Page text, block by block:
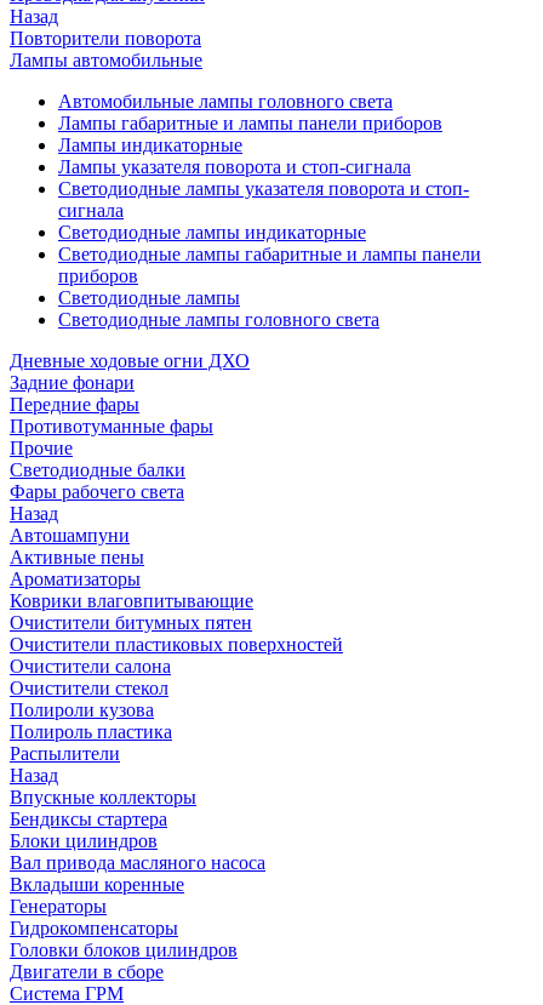
Назад
Повторители поворота
Лампы автомобильные
Автомобильные лампы головного света
Лампы габаритные и лампы панели приборов
Лампы индикаторные
Лампы указателя поворота и стоп-сигнала
Светодиодные лампы указателя поворота и стоп-
сигнала
Светодиодные лампы индикаторные
Светодиодные лампы габаритные и лампы панели
приборов
Светодиодные лампы
Светодиодные лампы головного света
Дневные ходовые огни ДХО
Задние фонари
Передние фары
Противотуманные фары
Прочие
Светодиодные балки
Фары рабочего света
Назад
Автошампуни
Активные пены
Ароматизаторы
Коврики влаговпитывающие
Очистители битумных пятен
Очистители пластиковых поверхностей
Очистители салона
Очистители стекол
Полироли кузова
Полироль пластика
Распылители
Назад
Впускные коллекторы
Бендиксы стартера
Блоки цилиндров
Вал привода масляного насоса
Вкладыши коренные
Генераторы
Гидрокомпенсаторы
Головки блоков цилиндров
Двигатели в сборе
Система ГРМ